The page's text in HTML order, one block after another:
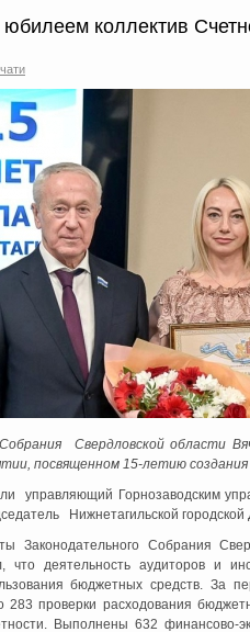
коллектив
Свердловской области
посвященном 15-летию
управляющий Горнозаводским
Нижнетагильской
Законодательного Собрания
деятельность аудиторов и
бюджетных средств. За
проверки расходования
Выполнены 632 финансово-